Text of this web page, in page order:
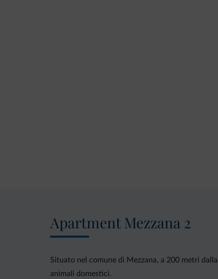
Apartment Mezzana 2
Situato nel comune di Mezzana, a 200 metri
animali domestici.